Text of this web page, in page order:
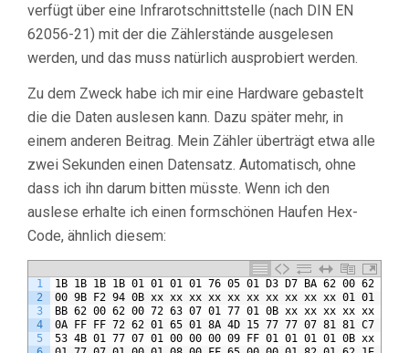
verfügt über eine Infrarotschnittstelle (nach DIN EN
62056-21) mit der die Zählerstände ausgelesen
werden, und das muss natürlich ausprobiert werden.
Zu dem Zweck habe ich mir eine Hardware gebastelt
die die Daten auslesen kann. Dazu später mehr, in
einem anderen Beitrag. Mein Zähler überträgt etwa alle
zwei Sekunden einen Datensatz. Automatisch, ohne
dass ich ihn darum bitten müsste. Wenn ich den
auslese erhalte ich einen formschönen Haufen Hex-
Code, ähnlich diesem:
1
2
3
4
5
1B 1B 1B 1B 01 01 01 01 76 05 01 D3 D7 BA 62 00 62 00
00 9B F2 94 0B xx xx xx xx xx xx xx xx xx xx 01 01 63
BB 62 00 62 00 72 63 07 01 77 01 0B xx xx xx xx xx xx
0A FF FF 72 62 01 65 01 8A 4D 15 77 77 07 81 81 C7 82
53 4B 01 77 07 01 00 00 00 09 FF 01 01 01 01 0B xx xx